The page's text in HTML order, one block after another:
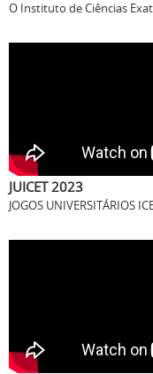
O Instituto de Ciências
JUICET 2023
JOGOS UNIVERSITÁRIOS